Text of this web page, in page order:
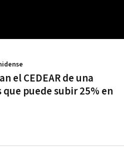
el CEDEAR de una
puede subir 25% en